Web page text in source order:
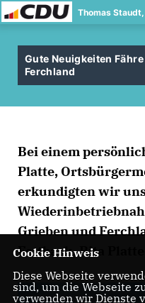
Thomas
Gute Neuigkeiten
Ferchland
Bei einem
Platte,
erkundigten wir
Grieben und
Fettback, Rita
Cookie Hinweis
Diese Webseite
sind, um die Webseite
verwenden wir Dienste